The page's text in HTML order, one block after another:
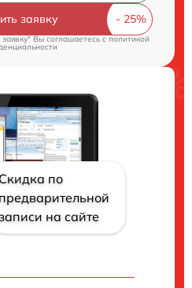
заявку
Вы соглашаетесь cполитикой
Скидка по
предварительной
на сайте